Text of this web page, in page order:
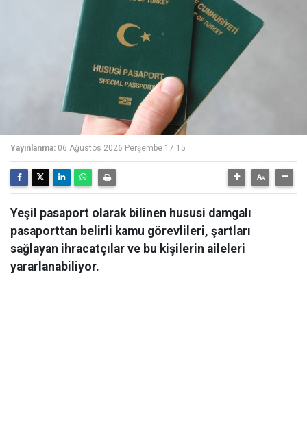
Yayınlanma: 06 Ağustos 2026 Perşembe 17:15
Yeşil pasaport olarak bilinen hususi damgalı
pasaporttan belirli kamu görevlileri, şartları
sağlayan ihracatçılar ve bu kişilerin aileleri
yararlanabiliyor.